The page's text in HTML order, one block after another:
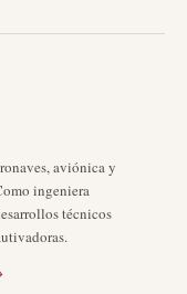
aviónica y
ingeniera
técnicos